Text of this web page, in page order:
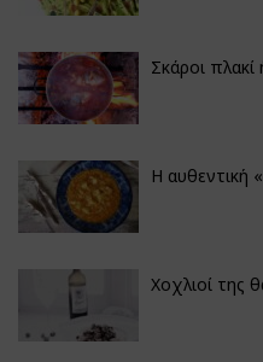
Σκάροι
Η αυθεντική
Χοχλιοί της